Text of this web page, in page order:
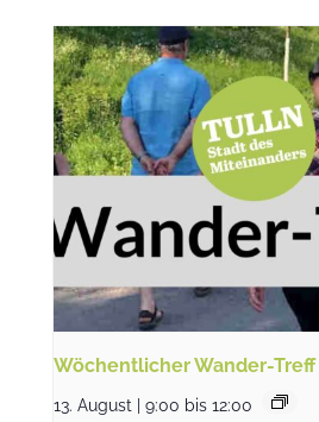
Wöchentlicher Wander-Treff
13. August | 9:00 bis 12:00